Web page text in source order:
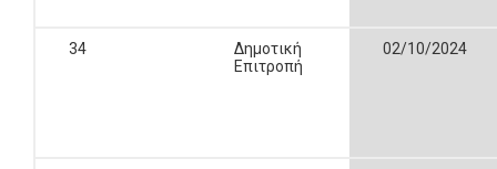
34
Δημοτική
Επιτροπή
02/10/2024